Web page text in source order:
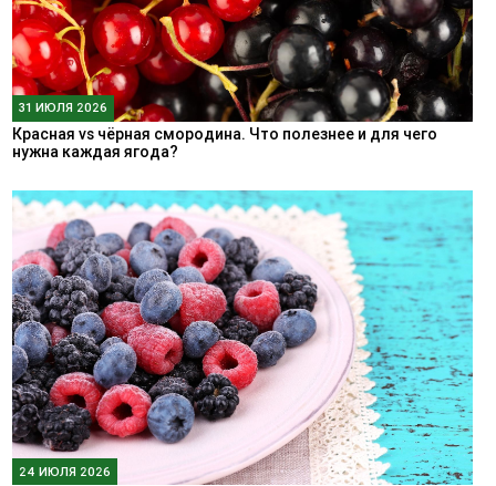
31 ИЮЛЯ 2026
Красная vs чёрная смородина. Что полезнее и для чего
нужна каждая ягода?
24 ИЮЛЯ 2026